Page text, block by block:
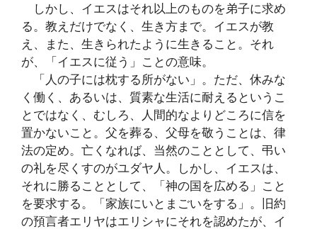
しかし、イエスはそれ以上のものを弟子に求め
る。教えだけでなく、生き方まで。イエスが教
え、また、生きられたように生きること。それ
が、「イエスに従う」ことの意味。
「人の子には枕する所がない」。ただ、休みな
く働く、あるいは、質素な生活に耐えるというこ
とではなく、むしろ、人間的なよりどころに信を
置かないこと。父を葬る、父母を敬うことは、律
法の定め。亡くなれば、当然のこととして、弔い
の礼を尽くすのがユダヤ人。しかし、イエスは、
それに勝ることとして、「神の国を広める」こと
を要求する。「家族にいとまごいをする」。旧約
の預言者エリヤはエリシャにそれを認めたが、イ